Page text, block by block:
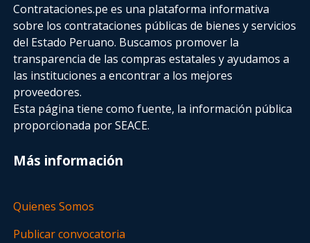
Contrataciones.pe es una plataforma informativa
sobre los contrataciones públicas de bienes y servicios
del Estado Peruano. Buscamos promover la
transparencia de las compras estatalesy ayudamos a
las instituciones a encontrar a los mejores
proveedores.
Esta página tiene como fuente, la información pública
proporcionada por SEACE.
Más información
Quienes Somos
Publicar convocatoria